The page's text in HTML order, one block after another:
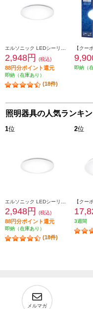
2,948円 (税込)
88円分ポイント還元
即納（在庫あり）
(18件)
即納（
照明器具の人気ランキ
1位
2,948円 (税込)
88円分ポイント還元
即納（在庫あり）
(18件)
2位
3週間
メルマガ